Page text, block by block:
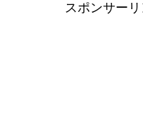
スポンサーリ